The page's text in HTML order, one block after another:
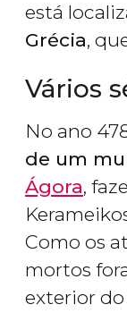
está
Grécia,
Vários
No ano
de um
Ágora,
Como os
mortos
exterior